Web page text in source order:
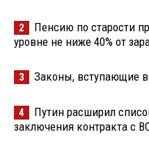
2
Пенсию по старости
уровне не ниже 40% от
3 Законы, вступающие в
4
Путин расширил
заключения контракта с